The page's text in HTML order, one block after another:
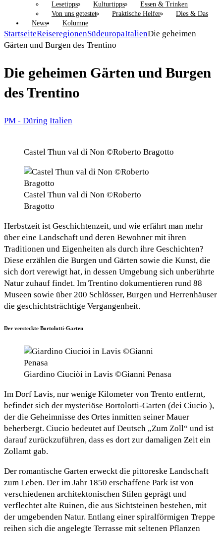
Lesetipps
Kulturtipps
Essen & Trinken
Von uns getestet
Praktische Helfer
Dies & Das
News
Kolumne
StartseiteReiseregionenSüdeuropaItalienDie geheimen
Gärten und Burgen des Trentino
Die geheimen Gärten und Burgen
des Trentino
PM - Düring Italien
Castel Thun val di Non ©Roberto Bragotto
Castel Thun val di Non ©Roberto
Bragotto
Herbstzeit ist Geschichtenzeit, und wie erfährt man mehr
über eine Landschaft und deren Bewohner mit ihren
Traditionen und Eigenheiten als durch ihre Geschichten?
Diese erzählen die Burgen und Gärten sowie die Kunst, die
sich dort verewigt hat, in dessen Umgebung sich unberührte
Natur zuhauf findet. Im Trentino dokumentieren rund 88
Museen sowie über 200 Schlösser, Burgen und Herrenhäuser
die geschichtsträchtige Vergangenheit.
Der versteckte Bortolotti-Garten
Giardino Ciuciòi in Lavis ©Gianni Penasa
Im Dorf Lavis, nur wenige Kilometer von Trento entfernt,
befindet sich der mysteriöse Bortolotti-Garten (dei Ciucio ),
der die Geheimnisse des Ortes inmitten seiner Mauer
beherbergt. Ciucio bedeutet auf Deutsch „Zum Zoll“ und ist
darauf zurückzuführen, dass es dort zur damaligen Zeit ein
Zollamt gab.
Der romantische Garten erweckt die pittoreske Landschaft
zum Leben. Der im Jahr 1850 erschaffene Park ist von
verschiedenen architektonischen Stilen geprägt und
verflechtet alte Ruinen, die aus Sichtsteinen bestehen, mit
der umgebenden Natur. Entlang einer spiralförmigen Treppe
reihen sich die angelegte Terrasse mit seltenen Pflanzen